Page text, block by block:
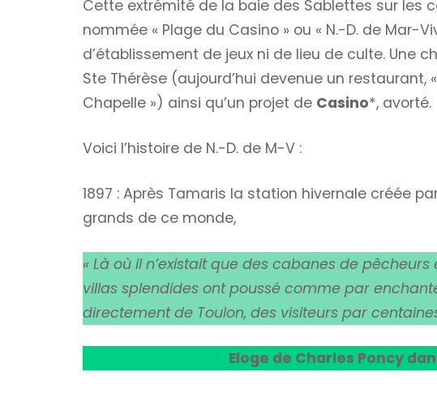
Cette extrémité de la baie des Sablettes sur les
nommée « Plage du Casino » ou « N.-D. de Mar-
d’établissement de jeux ni de lieu de culte. Une
Ste Thérèse (aujourd’hui devenue un restaurant,
Chapelle ») ainsi qu’un projet de Casino*, avorté.
Voici l’histoire de N.-D. de M-V :
1897 : Après Tamaris la station hivernale créée
grands de ce monde,
« Là où il n’existait que des cabanes de
villas splendides ont poussé comme par
directement de Toulon, des visiteurs par
Eloge de Charles Poncy